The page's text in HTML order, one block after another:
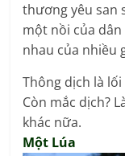
thương yêu san
một nồi của
nhau của nhiều
Thông dịch là
Còn mắc dịch?
khác nữa.
Một Lúa